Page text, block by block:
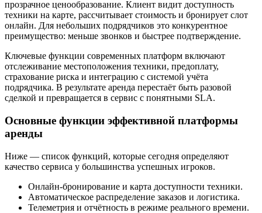
прозрачное ценообразование. Клиент видит доступность
техники на карте, рассчитывает стоимость и бронирует слот
онлайн. Для небольших подрядчиков это конкурентное
преимущество: меньше звонков и быстрее подтверждение.
Ключевые функции современных платформ включают
отслеживание местоположения техники, предоплату,
страхование риска и интеграцию с системой учёта
подрядчика. В результате аренда перестаёт быть разовой
сделкой и превращается в сервис с понятными SLA.
Основные функции эффективной платформы
аренды
Ниже — список функций, которые сегодня определяют
качество сервиса у большинства успешных игроков.
Онлайн-бронирование и карта доступности техники.
Автоматическое распределение заказов и логистика.
Телеметрия и отчётность в режиме реального времени.